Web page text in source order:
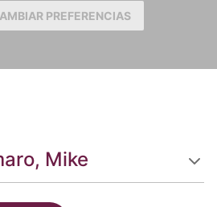
PREFERENCIAS
Mike